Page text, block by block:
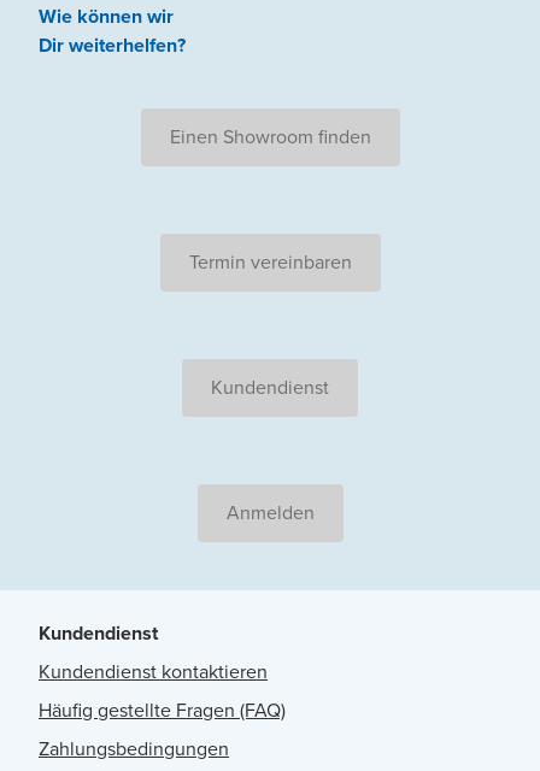
Wie können wir
Dir weiterhelfen?
Einen Showroom finden
Termin vereinbaren
Kundendienst
Anmelden
Kundendienst
Kundendienst kontaktieren
Häufig gestellte Fragen (FAQ)
Zahlungsbedingungen